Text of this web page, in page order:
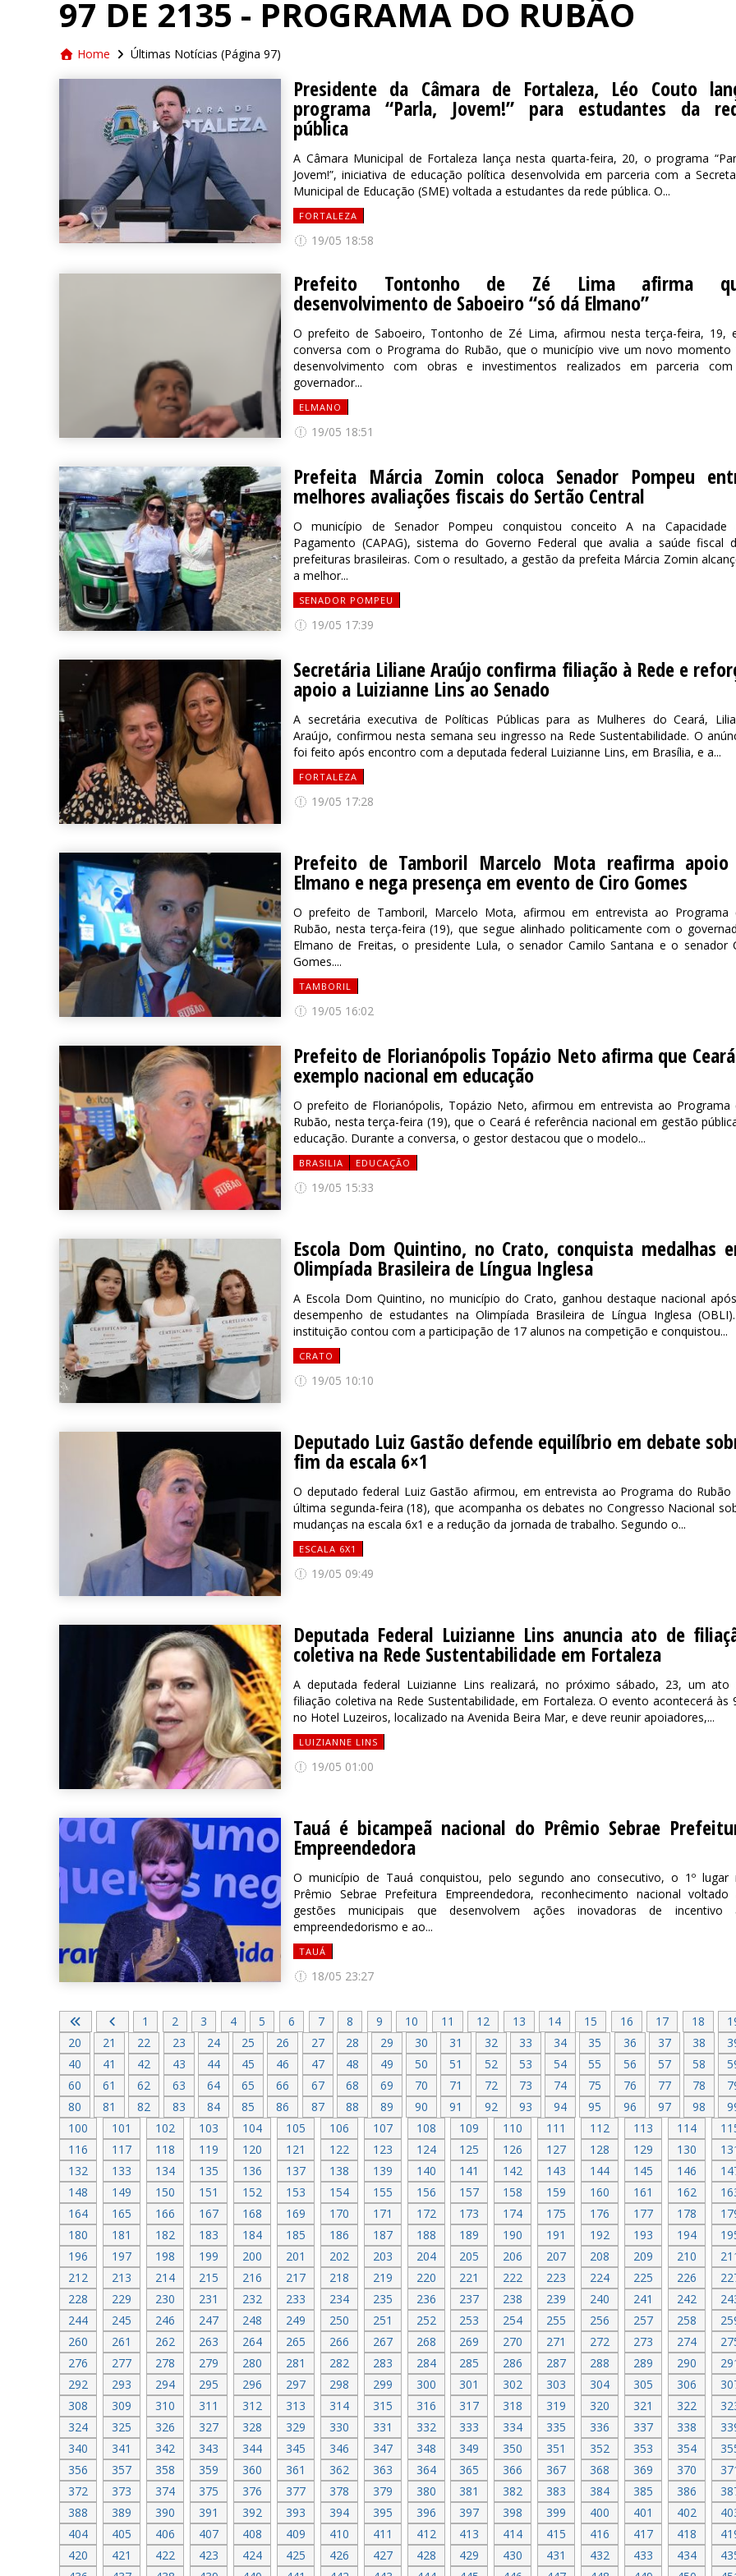
97 DE 2135 - PROGRAMA DO RUBÃO
Home Últimas Notícias (Página 97)
Presidente da Câmara de Fortaleza, Léo Couto
programa “Parla, Jovem!” para estudantes da
pública
A Câmara Municipal de Fortaleza lança nesta quarta-feira, 20, o programa
Jovem!”, iniciativa de educação política desenvolvida em parceria com a
Municipal de Educação (SME) voltada a estudantes da rede pública. O...
FORTALEZA
19/05 18:58
Prefeito Tontonho de Zé Lima afirma
desenvolvimento de Saboeiro “só dá Elmano”
O prefeito de Saboeiro, Tontonho de Zé Lima, afirmou nesta terça-feira, 19,
conversa com o Programa do Rubão, que o município vive um novo momento
desenvolvimento com obras e investimentos realizados em parceria
governador...
ELMANO
19/05 18:51
Prefeita Márcia Zomin coloca Senador Pompeu
melhores avaliações fiscais do Sertão Central
O município de Senador Pompeu conquistou conceito A na Capacidade
Pagamento (CAPAG), sistema do Governo Federal que avalia a saúde fiscal
prefeituras brasileiras. Com o resultado, a gestão da prefeita Márcia Zomin
a melhor...
SENADOR POMPEU
19/05 17:39
Secretária Liliane Araújo confirma filiação à Rede e
apoio a Luizianne Lins ao Senado
A secretária executiva de Políticas Públicas para as Mulheres do Ceará,
Araújo, confirmou nesta semana seu ingresso na Rede Sustentabilidade. O
foi feito após encontro com a deputada federal Luizianne Lins, em Brasília, e a...
FORTALEZA
19/05 17:28
Prefeito de Tamboril Marcelo Mota reafirma
Elmano e nega presença em evento de Ciro Gomes
O prefeito de Tamboril, Marcelo Mota, afirmou em entrevista ao Programa
Rubão, nesta terça-feira (19), que segue alinhado politicamente com o
Elmano de Freitas, o presidente Lula, o senador Camilo Santana e o senador
Gomes....
TAMBORIL
19/05 16:02
Prefeito de Florianópolis Topázio Neto afirma que
exemplo nacional em educação
O prefeito de Florianópolis, Topázio Neto, afirmou em entrevista ao Programa
Rubão, nesta terça-feira (19), que o Ceará é referência nacional em gestão
educação. Durante a conversa, o gestor destacou que o modelo...
BRASILIA EDUCAÇÃO
19/05 15:33
Escola Dom Quintino, no Crato, conquista medalhas
Olimpíada Brasileira de Língua Inglesa
A Escola Dom Quintino, no município do Crato, ganhou destaque nacional
desempenho de estudantes na Olimpíada Brasileira de Língua Inglesa
instituição contou com a participação de 17 alunos na competição e conquistou...
CRATO
19/05 10:10
Deputado Luiz Gastão defende equilíbrio em debate
fim da escala 6×1
O deputado federal Luiz Gastão afirmou, em entrevista ao Programa do Rubão
última segunda-feira (18), que acompanha os debates no Congresso Nacional
mudanças na escala 6x1 e a redução da jornada de trabalho. Segundo o...
ESCALA 6X1
19/05 09:49
Deputada Federal Luizianne Lins anuncia ato de
coletiva na Rede Sustentabilidade em Fortaleza
A deputada federal Luizianne Lins realizará, no próximo sábado, 23, um ato
filiação coletiva na Rede Sustentabilidade, em Fortaleza. O evento acontecerá às
no Hotel Luzeiros, localizado na Avenida Beira Mar, e deve reunir apoiadores,...
LUIZIANNE LINS
19/05 01:00
Tauá é bicampeã nacional do Prêmio Sebrae
Empreendedora
O município de Tauá conquistou, pelo segundo ano consecutivo, o 1º lugar
Prêmio Sebrae Prefeitura Empreendedora, reconhecimento nacional voltado
gestões municipais que desenvolvem ações inovadoras de incentivo
empreendedorismo e ao...
TAUÁ
18/05 23:27
1 2 3 4 5 6 7 8 9 10 11 12 13 14 15 16 17 18
20
21 22 23 24 25 26 27 28 29 30 31 32 33 34 35 36 37 38
40
41 42 43 44 45 46 47 48 49 50 51 52 53 54 55 56 57 58
60
61 62 63 64 65 66 67 68 69 70 71 72 73 74 75 76 77 78
80
81 82 83 84 85 86 87 88 89 90 91 92 93 94 95 96 97 98
100
101 102 103 104 105 106 107 108 109 110 111 112 113 114
116
117 118 119 120 121 122 123 124 125 126 127 128 129 130
132
133 134 135 136 137 138 139 140 141 142 143 144 145 146
148
149 150 151 152 153 154 155 156 157 158 159 160 161 162
164
165 166 167 168 169 170 171 172 173 174 175 176 177 178
180
181 182 183 184 185 186 187 188 189 190 191 192 193 194
196
197 198 199 200 201 202 203 204 205 206 207 208 209 210
212
213 214 215 216 217 218 219 220 221 222 223 224 225 226
228
229 230 231 232 233 234 235 236 237 238 239 240 241 242
244
245 246 247 248 249 250 251 252 253 254 255 256 257 258
260
261 262 263 264 265 266 267 268 269 270 271 272 273 274
276
277 278 279 280 281 282 283 284 285 286 287 288 289 290
292
293 294 295 296 297 298 299 300 301 302 303 304 305 306
308
309 310 311 312 313 314 315 316 317 318 319 320 321 322
324
325 326 327 328 329 330 331 332 333 334 335 336 337 338
340
341 342 343 344 345 346 347 348 349 350 351 352 353 354
356
357 358 359 360 361 362 363 364 365 366 367 368 369 370
372
373 374 375 376 377 378 379 380 381 382 383 384 385 386
388
389 390 391 392 393 394 395 396 397 398 399 400 401 402
404
405 406 407 408 409 410 411 412 413 414 415 416 417 418
420
421 422 423 424 425 426 427 428 429 430 431 432 433 434